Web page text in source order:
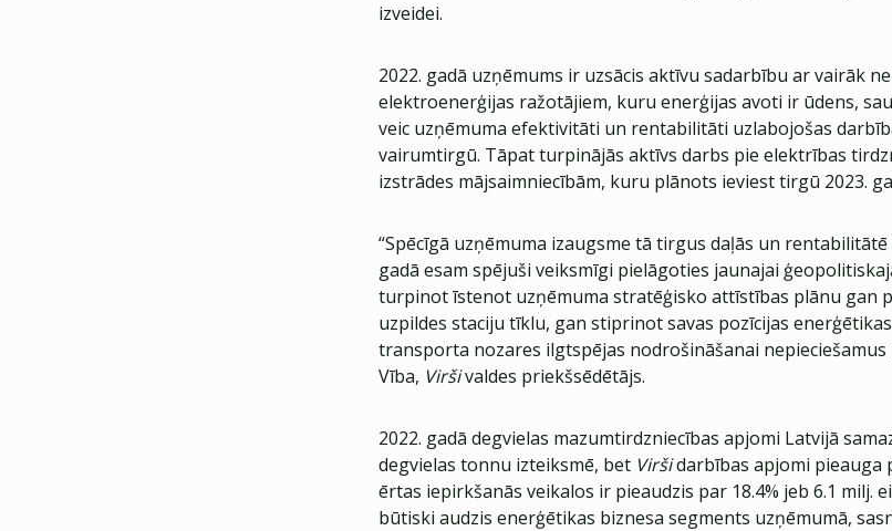
izveidei.
2022. gadā uzņēmums ir uzsācis aktīvu sadarbību ar vairāk
elektroenerģijas ražotājiem, kuru enerģijas avoti ir ūdens,
veic uzņēmuma efektivitāti un rentabilitāti uzlabojošas
vairumtirgū. Tāpat turpinājās aktīvs darbs pie elektrības
izstrādes mājsaimniecībām, kuru plānots ieviest tirgū 2023.
“Spēcīgā uzņēmuma izaugsme tā tirgus daļās un rentabilitātē
gadā esam spējuši veiksmīgi pielāgoties jaunajai
turpinot īstenot uzņēmuma stratēģisko attīstības plānu gan
uzpildes staciju tīklu, gan stiprinot savas pozīcijas
transporta nozares ilgtspējas nodrošināšanai nepieciešamus
Vība, Viršivaldes priekšsēdētājs.
2022. gadā degvielas mazumtirdzniecības apjomi Latvijā
degvielas tonnu izteiksmē, bet Viršidarbības apjomi pieauga
ērtas iepirkšanās veikalos ir pieaudzis par 18.4% jeb 6.1 milj.
būtiski audzis enerģētikas biznesa segments uzņēmumā,